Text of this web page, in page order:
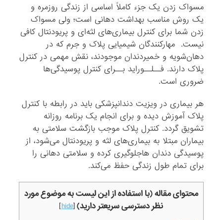
مسواک زدن یک جزء کاملاً اساسی از زندگی روزمره و
یک روش مناسب بهداشت دهانی است؛ ولی مسواک
زدن شما برای کنترل بیماری‌های لثه‌ای و پریودنتال کافی
نیست. مهارکنندگان شیمیایی پلاک و جرم که در
دهان‌شویه و خمیردندان موجودند، نقش مهمی در کنترل
پلاک دارند. فــلــوراید بــرای کنترل پوسیدگی‌ها
ضروری است.
هر بیماری در ویزیت دندانپزشکی باید در رابطه با کنترل
پلاک آموزش دیده و برای انجام یک برنامه روزانه
تشویق گردد. کنترل پلاک موجب بازگشت سلامتی به
بیماران مبتلا به بیماری‌های لثه و پریودنتال می‌شود، از
پوسیدگی دندان هاجلوگیری کرده و سلامتی دهانی را
برای تمام طول زندگی حفظ می‌کند.
محتوای مقاله (با استفاده از این لیست به موضوع مورد
نظر دسترسی سریعتر دارید)[
hide
]